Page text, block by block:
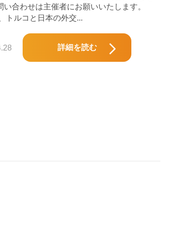
い合わせは主催者にお願いいたします。
トルコと日本の外交...
詳細を読む